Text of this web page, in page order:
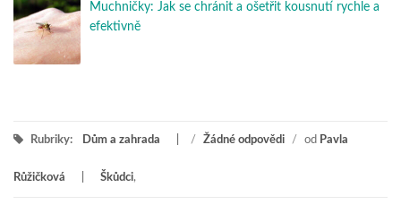
Muchničky: Jak se chránit a ošetřit kousnutí rychle a
efektivně
Rubriky: Dům a zahrada / Žádné odpovědi / od Pavla
Růžičková Škůdci,